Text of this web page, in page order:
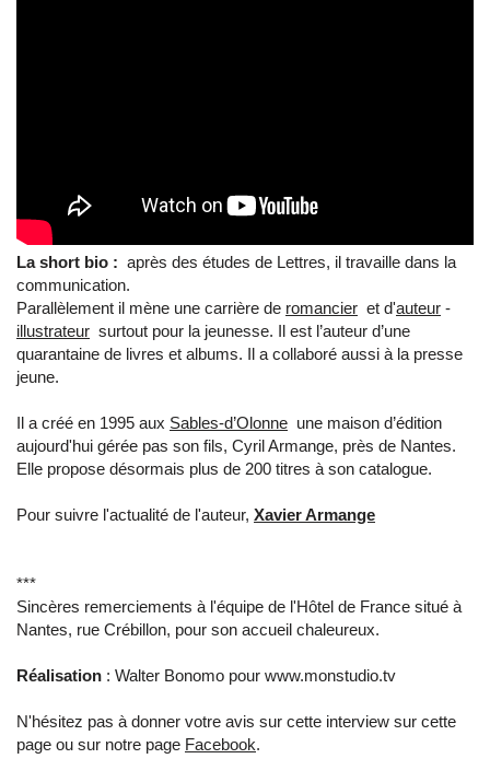
La short bio : après des études de Lettres, il travaille dans la
communication.
Parallèlement il mène une carrière de romancier et d'auteur -
illustrateur surtout pour la jeunesse. Il est l’auteur d’une
quarantaine de livres et albums. Il a collaboré aussi à la presse
jeune.
Il a créé en 1995 aux Sables-d’Olonne une maison d’édition
aujourd'hui gérée pas son fils, Cyril Armange, près de Nantes.
Elle propose désormais plus de 200 titres à son catalogue.
Pour suivre l'actualité de l'auteur, Xavier Armange
***
Sincères remerciements à l'équipe de l'Hôtel de France situé à
Nantes, rue Crébillon, pour son accueil chaleureux.
Réalisation : Walter Bonomo pour www.monstudio.tv
N'hésitez pas à donner votre avis sur cette interview sur cette
page ou sur notre page Facebook.